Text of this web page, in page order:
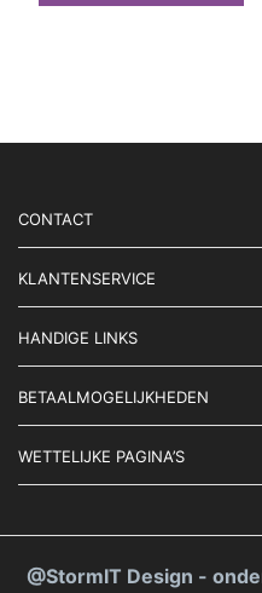
CONTACT
KLANTENSERVICE
HANDIGE LINKS
BETAALMOGELIJKHEDEN
WETTELIJKE PAGINA’S
@StormIT Design -